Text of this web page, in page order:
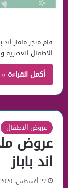
قام متجر ماماز
الاطفال العصرية
أكمل القراءة »
عروض الاطفال
عروض
اند باباز
27 أغسطس، 2020